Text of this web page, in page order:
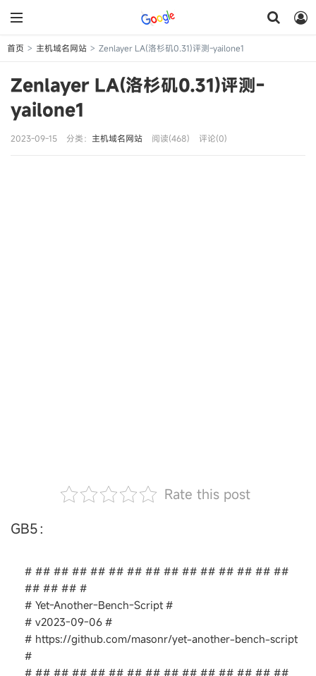
首页 > 主机域名网站 > Zenlayer LA(洛杉矶0.31)评测-yailone1
Zenlayer LA(洛杉矶0.31)评测-
yailone1
2023-09-15 分类： 主机域名网站 阅读(468) 评论(0)
Rate this post
GB5：
# ## ## ## ## ## ## ## ## ## ## ## ## ## ##
## ## ## #
# Yet-Another-Bench-Script #
# v2023-09-06 #
# https://github.com/masonr/yet-another-bench-script
#
# ## ## ## ## ## ## ## ## ## ## ## ## ## ##